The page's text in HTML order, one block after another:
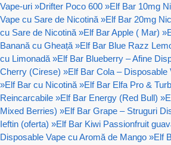
Vape-uri »Drifter Poco 600 »Elf Bar 10mg
Vape cu Sare de Nicotină »Elf Bar 20mg
cu Sare de Nicotină »Elf Bar Apple ( Mar) »
Banană cu Gheață »Elf Bar Blue Razz
cu Limonadă »Elf Bar Blueberry – Afine
Cherry (Cirese) »Elf Bar Cola – Disposable
»Elf Bar cu Nicotină »Elf Bar Elfa Pro &
Reincarcabile »Elf Bar Energy (Red Bull) »
Mixed Berries) »Elf Bar Grape – Struguri
Ieftin (oferta) »Elf Bar Kiwi Passionfruit
Disposable Vape cu Aromă de Mango »Elf